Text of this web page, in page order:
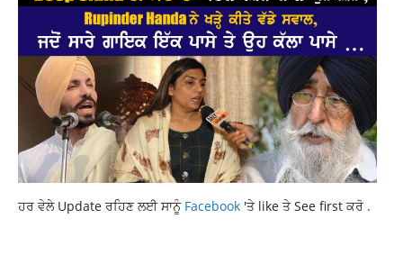
ਹਰ ਵੇਲੇ Update ਰਹਿਣ ਲਈ ਸਾਨੂੰ Facebook 'ਤੇ like ਤੇ See first ਕਰੋ .